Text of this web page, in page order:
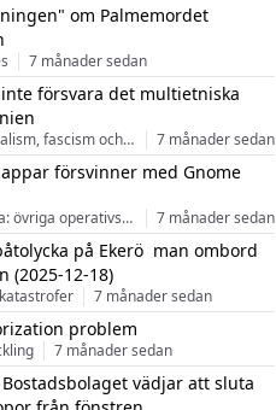
om Palmemordet
7 månader sedan
försvara det multietniska
Nationalsocialism, fascism och nationalism 7 månader sedan
försvinner med Gnome
Programvara: övriga operativsystem 7 månader sedan
på Ekerö  man ombord
(2025-12-18)
7 månader sedan
problem
7 månader sedan
vädjar att sluta